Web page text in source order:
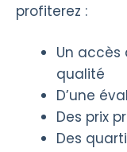
profiterez :
Un accès
qualité
D’une
Des prix
Des